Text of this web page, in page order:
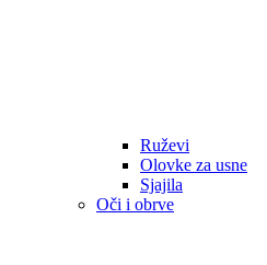
Ruževi
Olovke za usne
Sjajila
Oči i obrve